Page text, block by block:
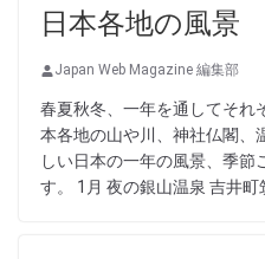
日本各地の風景
Japan Web Magazine 編集部
春夏秋冬、一年を通してそれ
本各地の山や川、神社仏閣、
しい日本の一年の風景、季節
す。 1月 夜の銀山温泉 吉井